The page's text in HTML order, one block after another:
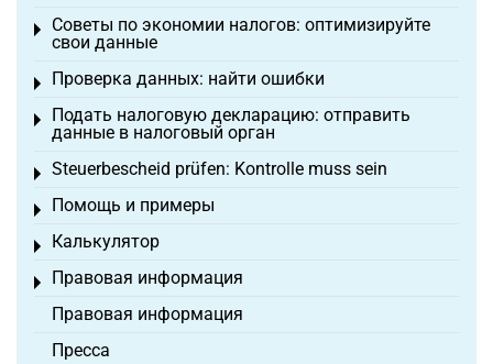
Советы по экономии налогов: оптимизируйте
свои данные
Toggle menu
Проверка данных: найти ошибки
Toggle menu
Подать налоговую декларацию: отправить
данные в налоговый орган
Toggle menu
Steuerbescheid prüfen: Kontrolle muss sein
Toggle menu
Помощь и примеры
Toggle menu
Калькулятор
Toggle menu
Правовая информация
Toggle menu
Правовая информация
Пресса